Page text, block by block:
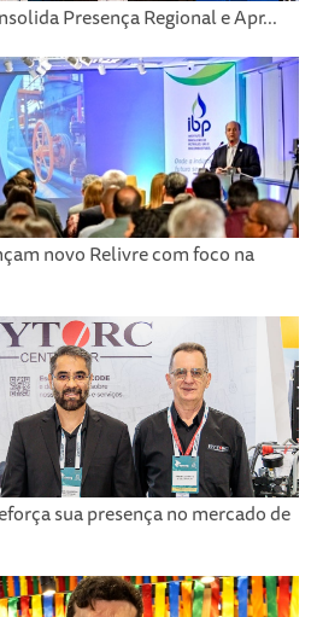
Presença Regional e Apr...
novo Relivre com foco na
sua presença no mercado de